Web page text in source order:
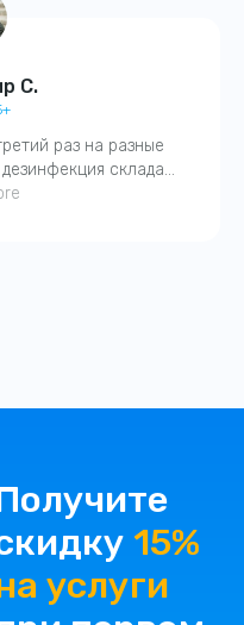
С.
раз на разные
склада
четко, с актами. Без